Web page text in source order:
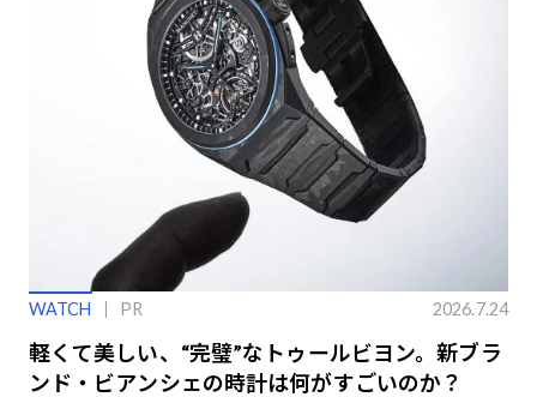
WATCH PR 2026.7.24
軽くて美しい、“完璧”なトゥールビヨン。新ブラ
ンド・ビアンシェの時計は何がすごいのか？